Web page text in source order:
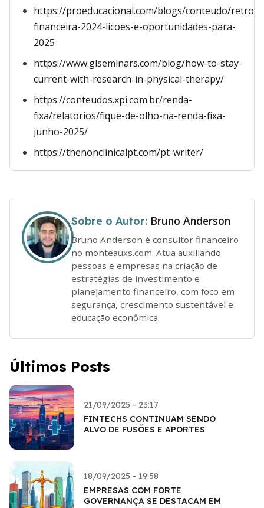
https://proeducacional.com/blogs/conteudo/
financeira-2024-licoes-e-oportunidades-para-
2025
https://www.glseminars.com/blog/how-to-stay-
current-with-research-in-physical-therapy/
https://conteudos.xpi.com.br/renda-
fixa/relatorios/fique-de-olho-na-renda-fixa-
junho-2025/
https://thenonclinicalpt.com/pt-writer/
Sobre o Autor: Bruno Anderson
Bruno Anderson é consultor financeiro
no monteauxs.com. Atua auxiliando
pessoas e empresas na criação de
estratégias de investimento e
planejamento financeiro, com foco em
segurança, crescimento sustentável e
educação econômica.
Últimos Posts
21/09/2025 - 23:17
FINTECHS CONTINUAM SENDO
ALVO DE FUSÕES E APORTES
18/09/2025 - 19:58
EMPRESAS COM FORTE
GOVERNANÇA SE DESTACAM EM